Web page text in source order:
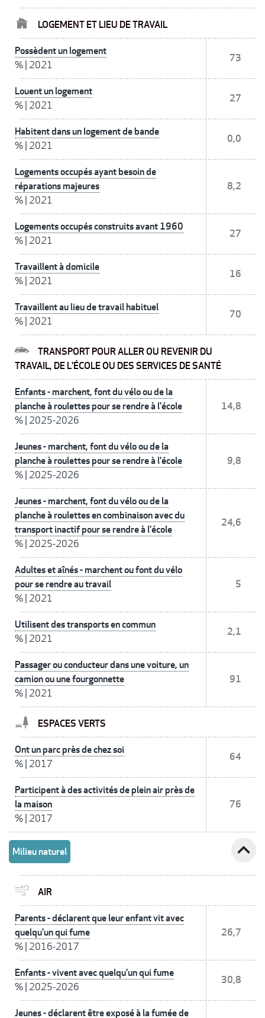
LOGEMENT ET LIEU DE TRAVAIL
Possèdent un logement
% 2021
73
Louent un logement
% 2021
27
Habitent dans un logement de bande
% 2021
0,0
Logements occupés ayant besoin de
réparations majeures
% 2021
8,2
Logements occupés construits avant 1960
% 2021
27
Travaillent à domicile
% 2021
16
Travaillent au lieu de travail habituel
% 2021
70
TRANSPORT POUR ALLER OU REVENIR DU
TRAVAIL, DE L'ÉCOLE OU DES SERVICES DE SANTÉ
Enfants - marchent, font du vélo ou de la
planche à roulettes pour se rendre à l'école
% 2025-2026
14,8
Jeunes - marchent, font du vélo ou de la
planche à roulettes pour se rendre à l'école
% 2025-2026
9,8
Jeunes - marchent, font du vélo ou de la
planche à roulettes en combinaison avec du
transport inactif pour se rendre à l'école
% 2025-2026
24,6
Adultes et aînés - marchent ou font du vélo
pour se rendre au travail
% 2021
5
Utilisent des transports en commun
% 2021
2,1
Passager ou conducteur dans une voiture, un
camion ou une fourgonnette
% 2021
91
ESPACES VERTS
Ont un parc près de chez soi
% 2017
64
Participent à des activités de plein air près de
la maison
% 2017
76
Milieu naturel expand_less
AIR
Parents - déclarent que leur enfant vit avec
quelqu'un qui fume
% 2016-2017
26,7
Enfants - vivent avec quelqu'un qui fume
% 2025-2026
30,8
Jeunes - déclarent être exposé à la fumée de